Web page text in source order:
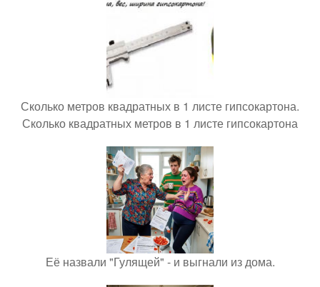
Сколько метров квадратных в 1 листе гипсокартона.
Сколько квадратных метров в 1 листе гипсокартона
Её назвали "Гулящей" - и выгнали из дома.